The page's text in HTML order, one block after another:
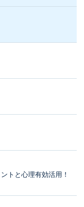
トと心理有効活用！